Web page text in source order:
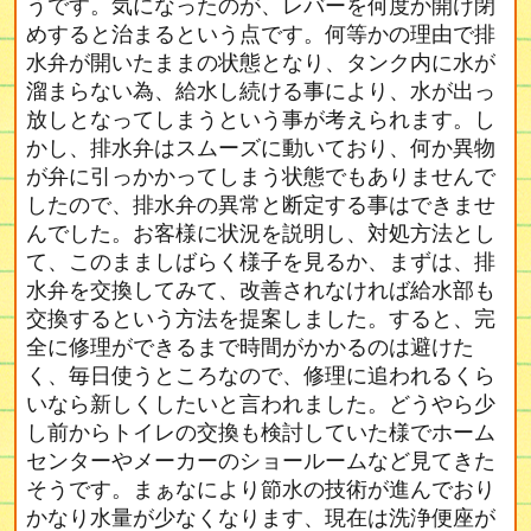
うです。気になったのが、レバーを何度か開け閉
めすると治まるという点です。何等かの理由で排
水弁が開いたままの状態となり、タンク内に水が
溜まらない為、給水し続ける事により、水が出っ
放しとなってしまうという事が考えられます。し
かし、排水弁はスムーズに動いており、何か異物
が弁に引っかかってしまう状態でもありませんで
したので、排水弁の異常と断定する事はできませ
んでした。お客様に状況を説明し、対処方法とし
て、このまましばらく様子を見るか、まずは、排
水弁を交換してみて、改善されなければ給水部も
交換するという方法を提案しました。すると、完
全に修理ができるまで時間がかかるのは避けた
く、毎日使うところなので、修理に追われるくら
いなら新しくしたいと言われました。どうやら少
し前からトイレの交換も検討していた様でホーム
センターやメーカーのショールームなど見てきた
そうです。まぁなにより節水の技術が進んでおり
かなり水量が少なくなります、現在は洗浄便座が